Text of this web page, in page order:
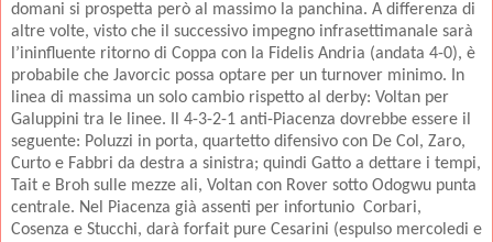
domani si prospetta però al massimo la panchina. A differenza di
altre volte, visto che il successivo impegno infrasettimanale sarà
l’ininfluente ritorno di Coppa con la Fidelis Andria (andata 4-0), è
probabile che Javorcic possa optare per un turnover minimo. In
linea di massima un solo cambio rispetto al derby: Voltan per
Galuppini tra le linee. Il 4-3-2-1 anti-Piacenza dovrebbe essere il
seguente: Poluzzi in porta, quartetto difensivo con De Col, Zaro,
Curto e Fabbri da destra a sinistra; quindi Gatto a dettare i tempi,
Tait e Broh sulle mezze ali, Voltan con Rover sotto Odogwu punta
centrale. Nel Piacenza già assenti per infortunio Corbari,
Cosenza e Stucchi, darà forfait pure Cesarini (espulso mercoledi e